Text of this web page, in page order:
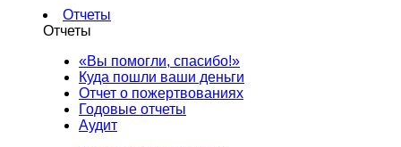
Отчеты
Отчеты
«Вы помогли, спасибо!»
Куда пошли ваши деньги
Отчет о пожертвованиях
Годовые отчеты
Аудит